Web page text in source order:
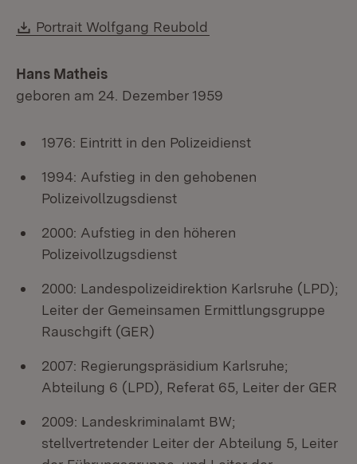
Download:
Portrait Wolfgang Reubold
Hans Matheis
geboren am 24. Dezember 1959
1976: Eintritt in den Polizeidienst
1994: Aufstieg in den gehobenen
Polizeivollzugsdienst
2000: Aufstieg in den höheren
Polizeivollzugsdienst
2000: Landespolizeidirektion Karlsruhe (LPD);
Leiter der Gemeinsamen Ermittlungsgruppe
Rauschgift (GER)
2007: Regierungspräsidium Karlsruhe;
Abteilung 6 (LPD), Referat 65, Leiter der GER
2009: Landeskriminalamt BW;
stellvertretender Leiter der Abteilung 5, Leiter